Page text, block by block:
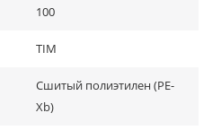
100
TIM
Сшитый полиэтилен (PE-
Xb)